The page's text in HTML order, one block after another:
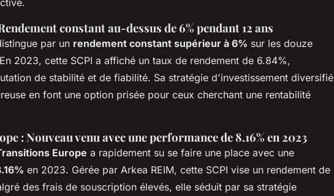
constant au-dessus de 6% pendant 12 ans
par un rendement constant supérieur à 6% sur les douze
2023, cette SCPI a affiché un taux de rendement de 6.84%,
de stabilité et de fiabilité. Sa stratégie d'investissement diversifié
en font une option prisée pour ceux cherchant une rentabilité
: Nouveau venu avec une performance de 8.16% en 2023
Europe a rapidement su se faire une place avec une
en 2023. Gérée par Arkea REIM, cette SCPI vise un rendement de
des frais de souscription élevés, elle séduit par sa stratégie